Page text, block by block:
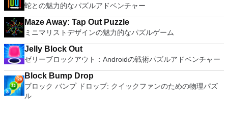
蛇との魅力的なパズルアドベンチャー
Maze Away: Tap Out Puzzle
ミニマリストデザインの魅力的なパズルゲーム
Jelly Block Out
ゼリーブロックアウト：Androidの戦術パズルアドベンチャー
Block Bump Drop
ブロック バンプ ドロップ: クイックファンのための物理パズ
ル